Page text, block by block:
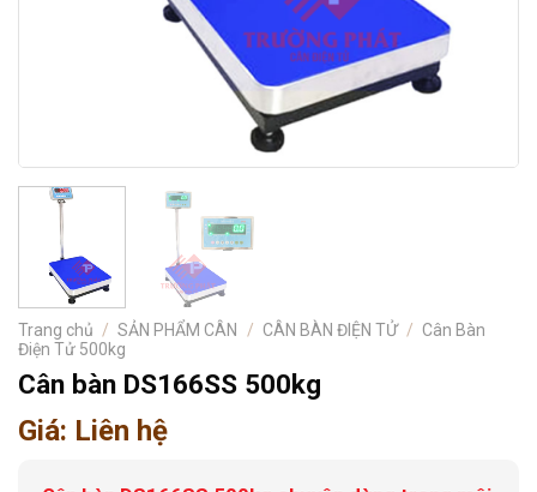
Trang chủ / SẢN PHẨM CÂN / CÂN BÀN ĐIỆN TỬ / Cân Bàn
Điện Tử 500kg
Cân bàn DS166SS 500kg
Giá: Liên hệ